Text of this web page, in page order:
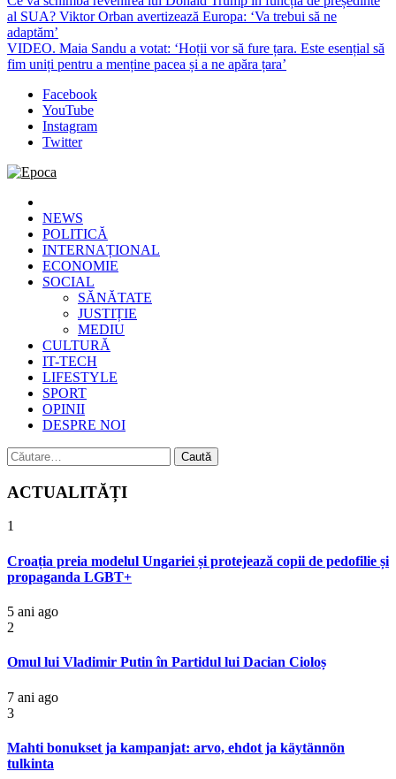
al SUA? Viktor Orban avertizează Europa: ‘Va trebui să ne
adaptăm’
VIDEO. Maia Sandu a votat: ‘Hoții vor să fure țara. Este esențial să
fim uniți pentru a menține pacea și a ne apăra țara’
Facebook
YouTube
Instagram
Twitter
Epoca
Cele mai noi știri online din România
NEWS
POLITICĂ
INTERNAȚIONAL
ECONOMIE
SOCIAL
SĂNĂTATE
JUSTIȚIE
MEDIU
CULTURĂ
IT-TECH
LIFESTYLE
SPORT
OPINII
DESPRE NOI
Caută
după:
ACTUALITĂȚI
1
Croația preia modelul Ungariei și protejează copii de pedofilie și
propaganda LGBT+
5 ani ago
2
Omul lui Vladimir Putin în Partidul lui Dacian Cioloș
7 ani ago
3
Mahti bonukset ja kampanjat: arvo, ehdot ja käytännön
tulkinta